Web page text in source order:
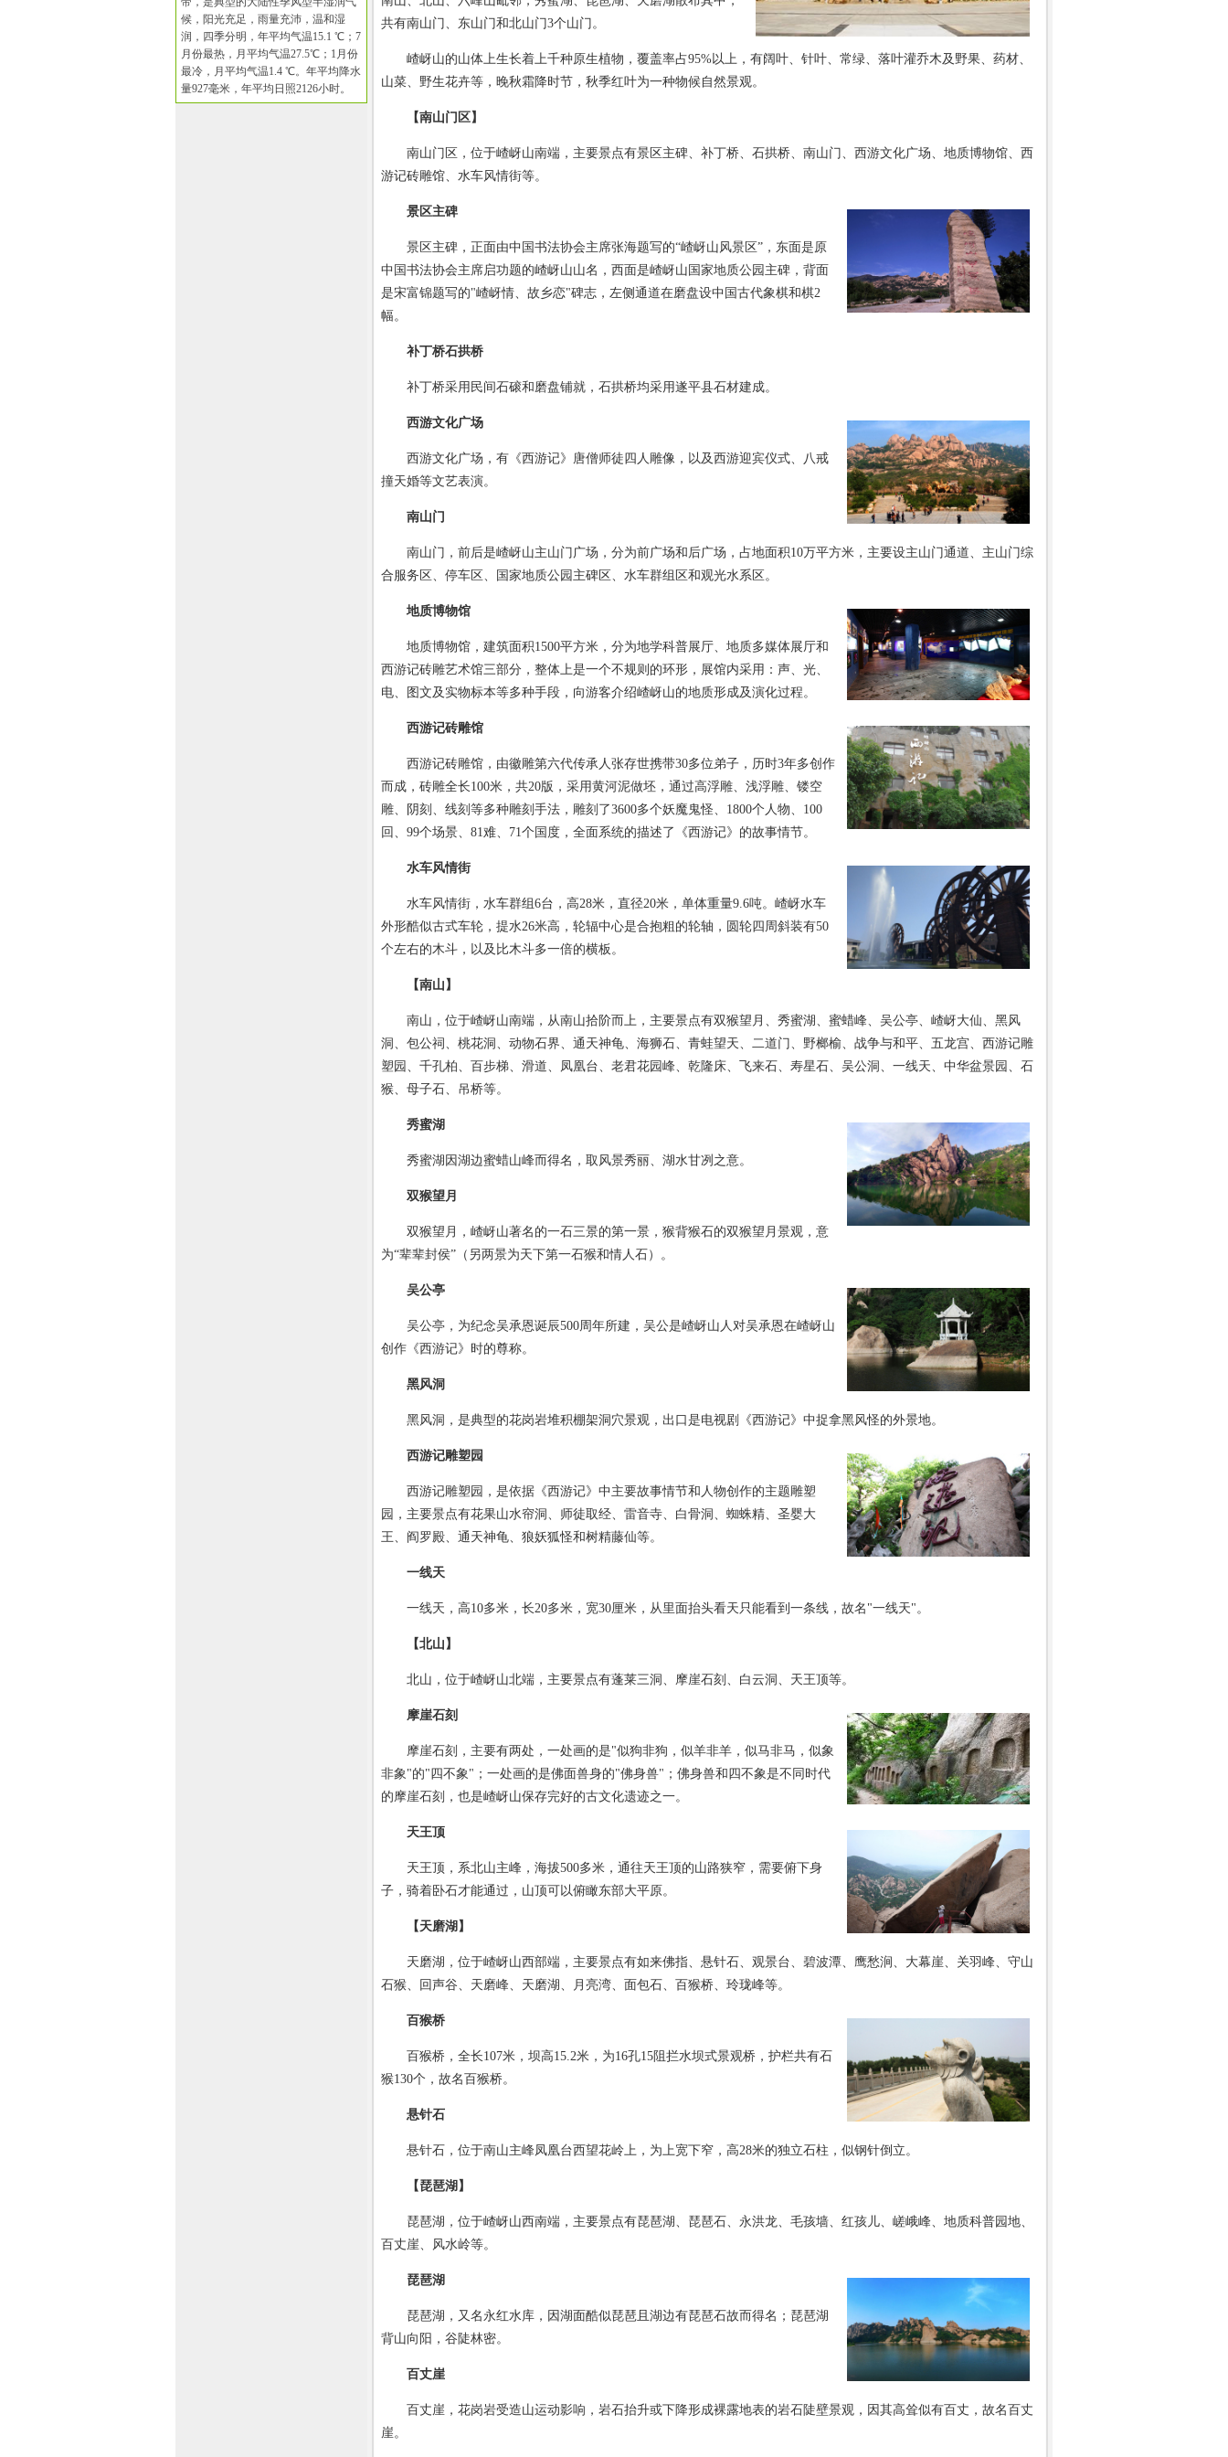
候，阳光充足，雨量充沛，温和湿
润，四季分明，年平均气温15.1 ℃；7
月份最热，月平均气温27.5℃；1月份
最冷，月平均气温1.4 ℃。年平均降水
量927毫米，年平均日照2126小时。
共有南山门、东山门和北山门3个山门。
嵖岈山的山体上生长着上千种原生植物，覆盖率占95%以上，有阔叶、针叶、常绿、落叶灌乔木及野果、药材、
山菜、野生花卉等，晚秋霜降时节，秋季红叶为一种物候自然景观。
【南山门区】
南山门区，位于嵖岈山南端，主要景点有景区主碑、补丁桥、石拱桥、南山门、西游文化广场、地质博物馆、西
游记砖雕馆、水车风情街等。
景区主碑
景区主碑，正面由中国书法协会主席张海题写的“嵖岈山风景区”，东面是原
中国书法协会主席启功题的嵖岈山山名，西面是嵖岈山国家地质公园主碑，背面
是宋富锦题写的"嵖岈情、故乡恋"碑志，左侧通道在磨盘设中国古代象棋和棋2
幅。
补丁桥石拱桥
补丁桥采用民间石磙和磨盘铺就，石拱桥均采用遂平县石材建成。
西游文化广场
西游文化广场，有《西游记》唐僧师徒四人雕像，以及西游迎宾仪式、八戒
撞天婚等文艺表演。
南山门
南山门，前后是嵖岈山主山门广场，分为前广场和后广场，占地面积10万平方米，主要设主山门通道、主山门综
合服务区、停车区、国家地质公园主碑区、水车群组区和观光水系区。
地质博物馆
地质博物馆，建筑面积1500平方米，分为地学科普展厅、地质多媒体展厅和
西游记砖雕艺术馆三部分，整体上是一个不规则的环形，展馆内采用：声、光、
电、图文及实物标本等多种手段，向游客介绍嵖岈山的地质形成及演化过程。
西游记砖雕馆
西游记砖雕馆，由徽雕第六代传承人张存世携带30多位弟子，历时3年多创作
而成，砖雕全长100米，共20版，采用黄河泥做坯，通过高浮雕、浅浮雕、镂空
雕、阴刻、线刻等多种雕刻手法，雕刻了3600多个妖魔鬼怪、1800个人物、100
回、99个场景、81难、71个国度，全面系统的描述了《西游记》的故事情节。
水车风情街
水车风情街，水车群组6台，高28米，直径20米，单体重量9.6吨。嵖岈水车
外形酷似古式车轮，提水26米高，轮辐中心是合抱粗的轮轴，圆轮四周斜装有50
个左右的木斗，以及比木斗多一倍的横板。
【南山】
南山，位于嵖岈山南端，从南山拾阶而上，主要景点有双猴望月、秀蜜湖、蜜蜡峰、吴公亭、嵖岈大仙、黑风
洞、包公祠、桃花洞、动物石界、通天神龟、海狮石、青蛙望天、二道门、野榔榆、战争与和平、五龙宫、西游记雕
塑园、千孔柏、百步梯、滑道、凤凰台、老君花园峰、乾隆床、飞来石、寿星石、吴公洞、一线天、中华盆景园、石
猴、母子石、吊桥等。
秀蜜湖
秀蜜湖因湖边蜜蜡山峰而得名，取风景秀丽、湖水甘冽之意。
双猴望月
双猴望月，嵖岈山著名的一石三景的第一景，猴背猴石的双猴望月景观，意
为“辈辈封侯”（另两景为天下第一石猴和情人石）。
吴公亭
吴公亭，为纪念吴承恩诞辰500周年所建，吴公是嵖岈山人对吴承恩在嵖岈山
创作《西游记》时的尊称。
黑风洞
黑风洞，是典型的花岗岩堆积棚架洞穴景观，出口是电视剧《西游记》中捉拿黑风怪的外景地。
西游记雕塑园
西游记雕塑园，是依据《西游记》中主要故事情节和人物创作的主题雕塑
园，主要景点有花果山水帘洞、师徒取经、雷音寺、白骨洞、蜘蛛精、圣婴大
王、阎罗殿、通天神龟、狼妖狐怪和树精藤仙等。
一线天
一线天，高10多米，长20多米，宽30厘米，从里面抬头看天只能看到一条线，故名"一线天"。
【北山】
北山，位于嵖岈山北端，主要景点有蓬莱三洞、摩崖石刻、白云洞、天王顶等。
摩崖石刻
摩崖石刻，主要有两处，一处画的是"似狗非狗，似羊非羊，似马非马，似象
非象"的"四不象"；一处画的是佛面兽身的"佛身兽"；佛身兽和四不象是不同时代
的摩崖石刻，也是嵖岈山保存完好的古文化遗迹之一。
天王顶
天王顶，系北山主峰，海拔500多米，通往天王顶的山路狭窄，需要俯下身
子，骑着卧石才能通过，山顶可以俯瞰东部大平原。
【天磨湖】
天磨湖，位于嵖岈山西部端，主要景点有如来佛指、悬针石、观景台、碧波潭、鹰愁涧、大幕崖、关羽峰、守山
石猴、回声谷、天磨峰、天磨湖、月亮湾、面包石、百猴桥、玲珑峰等。
百猴桥
百猴桥，全长107米，坝高15.2米，为16孔15阻拦水坝式景观桥，护栏共有石
猴130个，故名百猴桥。
悬针石
悬针石，位于南山主峰凤凰台西望花岭上，为上宽下窄，高28米的独立石柱，似钢针倒立。
【琵琶湖】
琵琶湖，位于嵖岈山西南端，主要景点有琵琶湖、琵琶石、永洪龙、毛孩墙、红孩儿、嵯峨峰、地质科普园地、
百丈崖、风水岭等。
琵琶湖
琵琶湖，又名永红水库，因湖面酷似琵琶且湖边有琵琶石故而得名；琵琶湖
背山向阳，谷陡林密。
百丈崖
百丈崖，花岗岩受造山运动影响，岩石抬升或下降形成裸露地表的岩石陡壁景观，因其高耸似有百丈，故名百丈
崖。